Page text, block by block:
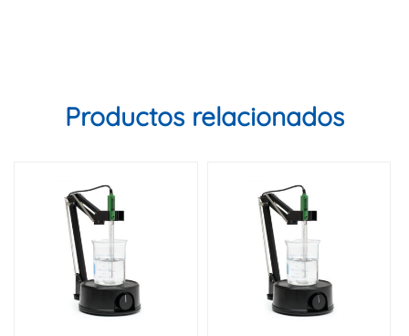
Productos relacionados